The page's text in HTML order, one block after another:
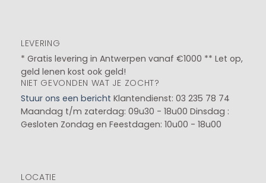
LEVERING
* Gratis levering in Antwerpen vanaf €1000 ** Let op,
geld lenen kost ook geld!
NIET GEVONDEN WAT JE ZOCHT?
Stuur ons een bericht Klantendienst: 03 235 78 74
Maandag t/m zaterdag: 09u30 - 18u00 Dinsdag :
Gesloten Zondag en Feestdagen: 10u00 - 18u00
LOCATIE